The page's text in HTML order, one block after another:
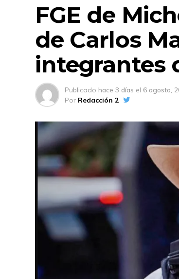
FGE de
de Carlos
integrantes
Publicado hace 3 días el 6 agosto,
Por Redacción 2